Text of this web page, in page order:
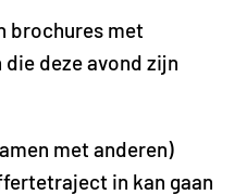
brochures met
deze avond zijn
met anderen)
in kan gaan